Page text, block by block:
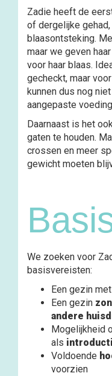
Zadie heeft de
of dergelijke
blaasontsteking.
maar we geven
voor haar blaas.
gecheckt, maar
kunnen dus nog
aangepaste
Daarnaast is het
gaten te houden.
crossen en meer
gewicht moeten
We zoeken voor
basisvereisten:
Een gezin
Een gezin
andere
Mogelijkheid
als
Voldoende
voorzien